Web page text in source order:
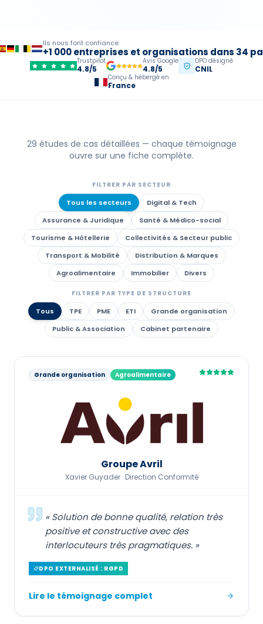
Ils nous font confiance
+1 000 entreprises et organisations dans 34
Trustpilot
4.8/5
Avis Google
4.8/5
DPO désigné
CNIL
Conçu & hébergé en
France
29 études de cas détaillées — chaque témoignage
ouvre sur une fiche complète.
FILTRER PAR SECTEUR
Tous les secteurs
Digital & Tech
Assurance & Juridique
Santé & Médico-social
Tourisme & Hôtellerie
Collectivités & Secteur public
Transport & Mobilité
Distribution & Marques
Agroalimentaire
Immobilier Divers
FILTRER PAR TYPE DE STRUCTURE
Tous TPE PME ETI
Grande organisation
Public & Association
Cabinet partenaire
Grande organisation Agroalimentaire
Groupe Avril
Xavier Guyader · Direction Conformité
«Solution de bonne qualité, relation très
positive et constructive avec des
interlocuteurs très pragmatiques. »
DPO EXTERNALISÉ : RGPD
Lire le témoignage complet